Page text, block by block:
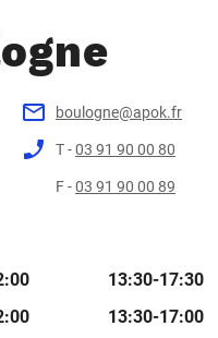
boulogne@apok.fr
T -03 91 90 00 80
F -03 91 90 00 89
13:30-17:30
13:30-17:00